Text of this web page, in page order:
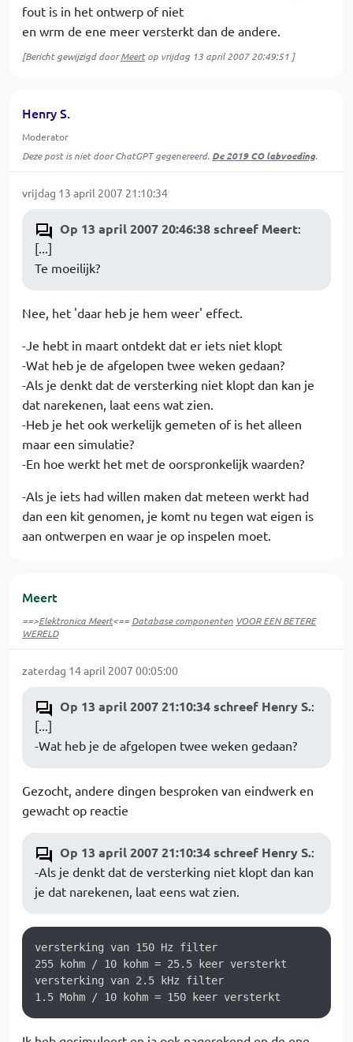
fout is in het ontwerp of niet
en wrm de ene meer versterkt dan de andere.
[Bericht gewijzigd doorMeertop vrijdag 13 april 2007 20:49:51 ]
Henry S.
Moderator
Deze post is niet door ChatGPT gegenereerd. De 2019 CO labvoeding.
vrijdag 13 april 2007 21:10:34
Op 13 april 2007 20:46:38 schreef Meert:
[...]
Te moeilijk?
Nee, het 'daar heb je hem weer' effect.
-Je hebt in maart ontdekt dat er iets niet klopt
-Wat heb je de afgelopen twee weken gedaan?
-Als je denkt dat de versterking niet klopt dan kan je
dat narekenen, laat eens wat zien.
-Heb je het ook werkelijk gemeten of is het alleen
maar een simulatie?
-En hoe werkt het met de oorspronkelijk waarden?
-Als je iets had willen maken dat meteen werkt had
dan een kit genomen, je komt nu tegen wat eigen is
aan ontwerpen en waar je op inspelen moet.
Meert
==>Elektronica Meert<==Database componenten VOOR EEN BETERE
WERELD
zaterdag 14 april 2007 00:05:00
Op 13 april 2007 21:10:34 schreef Henry S.:
[...]
-Wat heb je de afgelopen twee weken gedaan?
Gezocht, andere dingen besproken van eindwerk en
gewacht op reactie
Op 13 april 2007 21:10:34 schreef Henry S.:
-Als je denkt dat de versterking niet klopt dan kan
je dat narekenen, laat eens wat zien.
versterking van 150 Hz filter
255 kohm / 10 kohm = 25.5 keer versterkt
versterking van 2.5 kHz filter
1.5 Mohm / 10 kohm = 150 keer versterkt